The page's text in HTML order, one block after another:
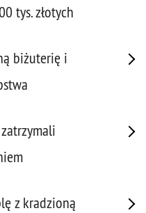
tys. złotych
biżuterię i
z kradzioną